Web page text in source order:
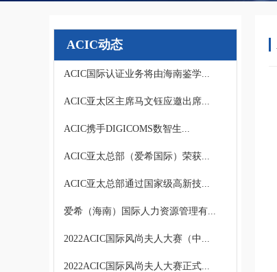
ACIC动态
ACIC国际认证业务将由海南鉴学...
ACIC亚太区主席马文钰应邀出席...
ACIC携手DIGICOMS数智生...
ACIC亚太总部（爱希国际）荣获...
ACIC亚太总部通过国家级高新技...
爱希（海南）国际人力资源管理有...
2022ACIC国际风尚夫人大赛（中...
2022ACIC国际风尚夫人大赛正式...